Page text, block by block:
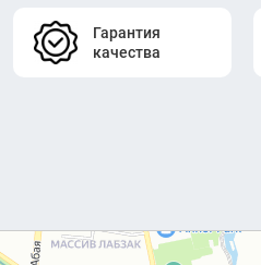
Гарантия
качества